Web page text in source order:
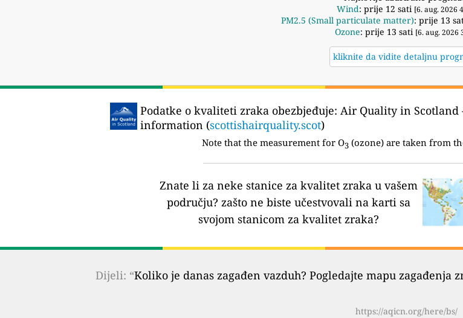
Wind: prije 12 sati [6. aug. 2026
PM2.5 (Small particulate matter): prije 13
Ozone: prije 13 sati [6. aug. 2026
kliknite da vidite detaljnu
Podatke o kvaliteti zraka obezbjeđuje: Air Quality in Scotland
information (scottishairquality.scot)
Note that the measurement for O3(ozone) are taken from
Znate li za neke stanice za kvalitet zraka u vašem
području? zašto ne biste učestvovali na karti sa
svojom stanicom za kvalitet zraka?
Dijeli: “Koliko je danas zagađen vazduh? Pogledajte mapu zagađenja
https://aqicn.org/here/bs/